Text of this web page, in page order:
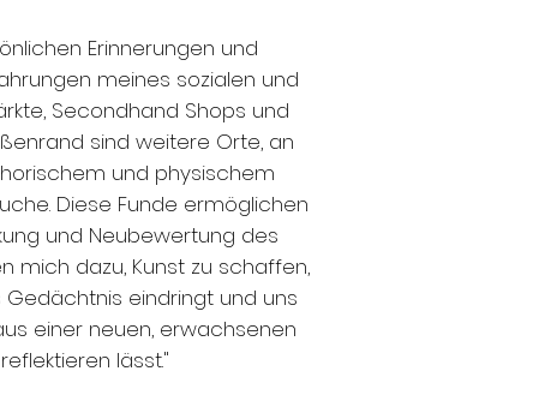
Erinnerungen und
meines sozialen und
Secondhand Shops und
sind weitere Orte, an
und physischem
Diese Funde ermöglichen
und Neubewertung des
mich dazu, Kunst zu schaffen,
Gedächtnis eindringt und uns
einer neuen, erwachsenen
lässt."